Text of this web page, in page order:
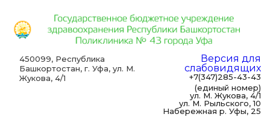
450099, Республика
Башкортостан, г. Уфа, ул. М.
Жукова, 4/1
Версия для
слабовидящих
+7(347)285-43-43
(единый номер)
ул. М. Жукова, 4/1
ул. М. Рыльского, 10
Набережная р. Уфы, 25